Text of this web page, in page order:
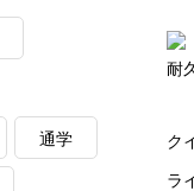
耐
ク
ラ
通学